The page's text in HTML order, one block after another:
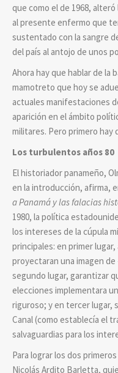
que como el de 1968,
al presente enfermo que
sustentado con la sangre
del país al antojo de unos
Ahora hay que hablar de la
mamotreto que hoy se
actuales manifestaciones
aparición en el ámbito
militares. Pero primero
Los turbulentos años 80
El historiador panameño,
en la introducción, afirma,
a Panamá y las falacias
1980, la política
los intereses de la cúpula
principales: en primer
proyectaran una imagen
segundo lugar, garantizar
elecciones implementara
riguroso; y en tercer lugar,
Canal (como establecía el
salvaguardias para los
Para lograr los dos
Nicolás Ardito Barletta,